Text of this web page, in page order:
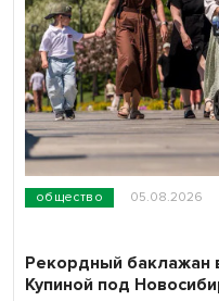
общество 05.08.2026
Рекордный баклажан
Купиной под